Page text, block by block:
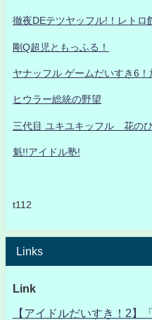
徹夜DEテツヤッフル!！レトロ
剛Q超児ともっふる！
ヤナッフル ゲームだいすき6！
ヒウラー総統の野望
三代目 ユキユキッフル 花のひ
魁!!アイドル塾!
t112
Links
Link
【アイドルだいすき！2】